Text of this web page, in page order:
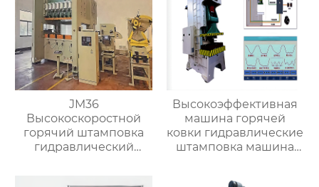
JM36
Высокоскоростной
горячий штамповка
гидравлический
Высокоэффективная
машина горячей
ковки гидравлические
штамповка машина